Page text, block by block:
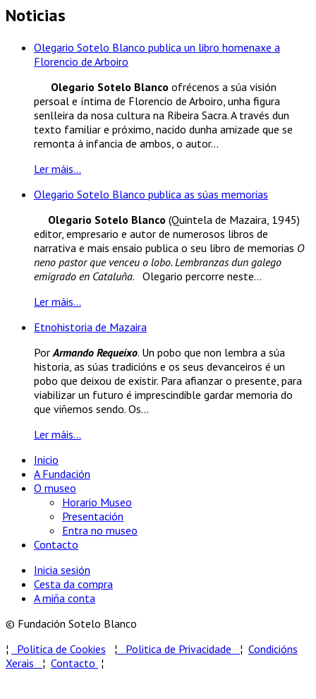
Noticias
Olegario Sotelo Blanco publica un libro homenaxe a
Florencio de Arboiro
Olegario Sotelo Blanco ofrécenos a súa visión
persoal e íntima de Florencio de Arboiro, unha figura
senlleira da nosa cultura na Ribeira Sacra. A través dun
texto familiar e próximo, nacido dunha amizade que se
remonta á infancia de ambos, o autor...
Ler máis...
Olegario Sotelo Blanco publica as súas memorias
Olegario Sotelo Blanco (Quintela de Mazaira, 1945)
editor, empresario e autor de numerosos libros de
narrativa e mais ensaio publica o seu libro de memorias O
neno pastor que venceu o lobo. Lembranzas dun galego
emigrado en Cataluña. Olegario percorre neste...
Ler máis...
Etnohistoria de Mazaira
PorArmando Requeixo. Un pobo que non lembra a súa
historia, as súas tradicións e os seus devanceiros é un
pobo que deixou de existir. Para afianzar o presente, para
viabilizar un futuro é imprescindible gardar memoria do
que viñemos sendo. Os...
Ler máis...
Inicio
A Fundación
O museo
Horario Museo
Presentación
Entra no museo
Contacto
Inicia sesión
Cesta da compra
A miña conta
© Fundación Sotelo Blanco
¦
Politica de Cookies ¦ Politica de Privacidade ¦ Condicións
Xerais
¦ Contacto ¦